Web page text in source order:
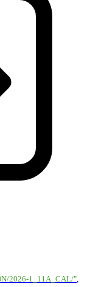
2026-1_11A_CAL/"